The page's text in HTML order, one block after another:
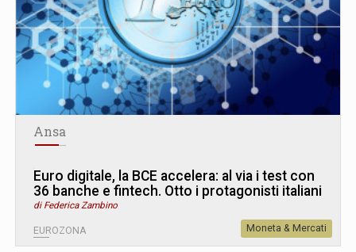
Ansa
Euro digitale, la BCE accelera: al via i test con
36 banche e fintech. Otto i protagonisti italiani
di Federica Zambino
EUROZONA Moneta & Mercati